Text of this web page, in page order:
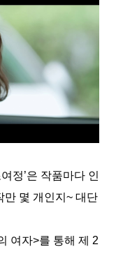
정’은 작품마다 인
만 몇 개인지~ 대단
여자>를 통해 제 2